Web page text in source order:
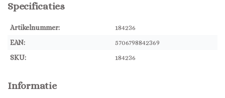
Specificaties
Artikelnummer:
184236
EAN:
5706798842369
SKU:
184236
Informatie